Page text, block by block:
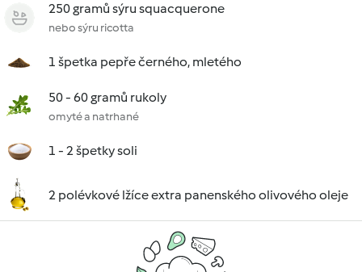
250 gramů sýru squacquerone
nebo sýru ricotta
1 špetka pepře černého, mletého
50 - 60 gramů rukoly
omyté a natrhané
1 - 2 špetky soli
2 polévkové lžíce extra panenského olivového oleje